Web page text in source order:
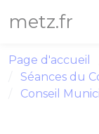
metz.fr
Page d'accueil
Séances du
Conseil